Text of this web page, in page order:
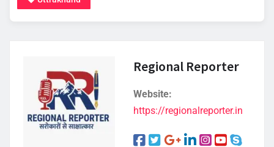
Regional Reporter
Website:
https://regionalreporter.in